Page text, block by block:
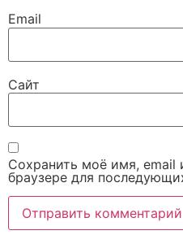
Email
Сайт
Сохранить моё имя, email
браузере для